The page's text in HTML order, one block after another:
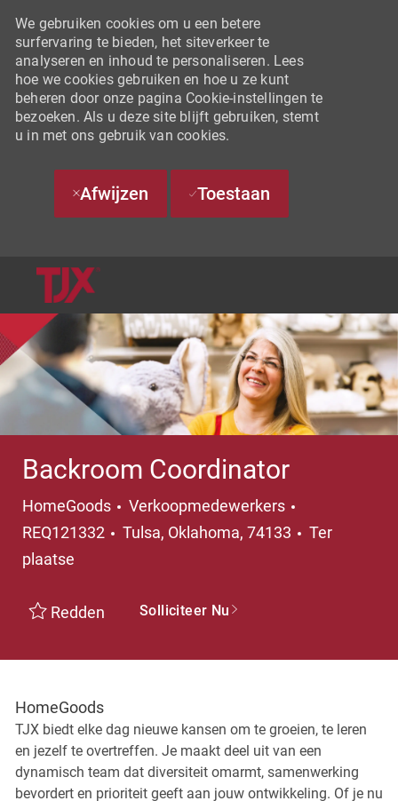
We gebruiken cookies om u een betere
surfervaring te bieden, het siteverkeer te
analyseren en inhoud te personaliseren. Lees
hoe we cookies gebruiken en hoe u ze kunt
beheren door onze pagina Cookie-instellingen te
bezoeken. Als u deze site blijft gebruiken, stemt
u in met ons gebruik van cookies.
Afwijzen Toestaan
Backroom Coordinator
HomeGoods Categorie
Verkoopmedewerkers
REQ121332
Plaats
Tulsa, Oklahoma, 74133
Ter
plaatse
Redden Solliciteer Nu
HomeGoods
TJX biedt elke dag nieuwe kansen om te groeien, te leren
en jezelf te overtreffen. Je maakt deel uit van een
dynamisch team dat diversiteit omarmt, samenwerking
bevordert en prioriteit geeft aan jouw ontwikkeling. Of je nu